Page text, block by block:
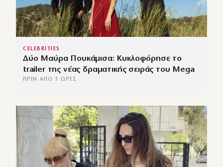
CELEBRITIES
Δύο Μαύρα Πουκάμισα: Κυκλοφόρησε το
trailer της νέας δραματικής σειράς του Mega
ΠΡΙΝ ΑΠΌ 3 ΏΡΕΣ